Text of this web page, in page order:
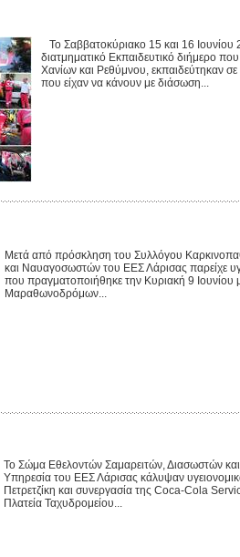
Το Σαββατοκύριακο 15 και 16
διατμηματικό Εκπαιδευτικό διήμερο
Χανίων και Ρεθύμνου, εκπαιδεύτηκαν σε
που είχαν να κάνουν με διάσωση...
Μετά από πρόσκληση του Συλλόγου
και Ναυαγοσωστών του ΕΕΣ Λάρισας παρείχε
που πραγματοποιήθηκε την Κυριακή 9 Ιουνίου
Μαραθωνοδρόμων...
Το Σώμα Εθελοντών Σαμαρειτών, Διασωστών
Υπηρεσία του ΕΕΣ Λάρισας κάλυψαν
Πετρετζίκη και συνεργασία της Coca-Cola
Πλατεία Ταχυδρομείου...